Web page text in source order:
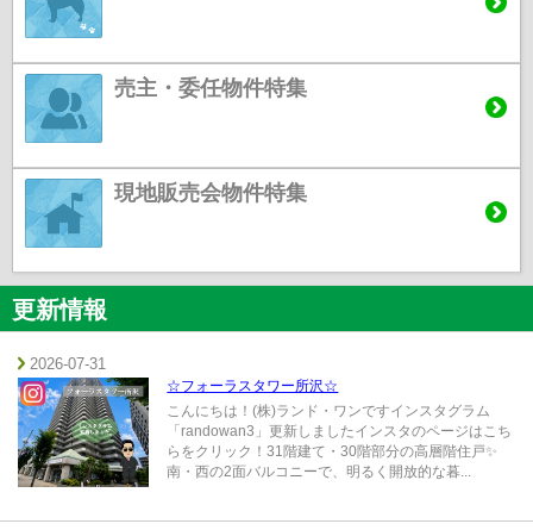
売主・委任物件特集
現地販売会物件特集
更新情報
2026-07-31
☆フォーラスタワー所沢☆
こんにちは！(株)ランド・ワンですインスタグラム
「randowan3」更新しましたインスタのページはこち
らをクリック！31階建て・30階部分の高層階住戸✨
南・西の2面バルコニーで、明るく開放的な暮...